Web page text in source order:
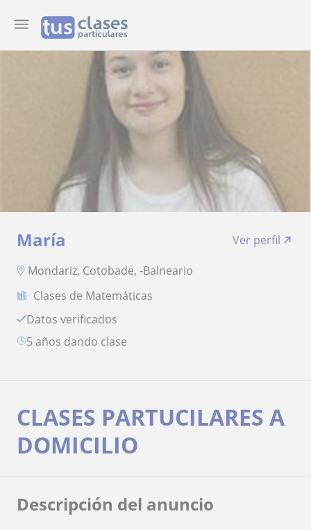
María
Ver perfil
Mondariz, Cotobade, -Balneario
Clases de Matemáticas
Datos verificados
5 años dando clase
CLASES PARTUCILARES A
DOMICILIO
Descripción del anuncio